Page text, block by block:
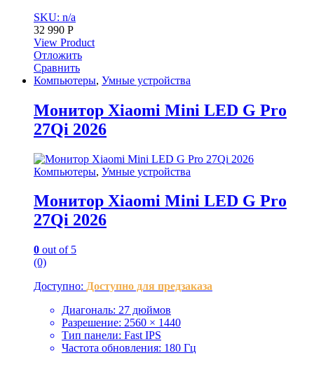
SKU: n/a
32 990 Р
View Product
Отложить
Сравнить
Компьютеры, Умные устройства
Монитор Xiaomi Mini LED G Pro
27Qi 2026
Компьютеры, Умные устройства
Монитор Xiaomi Mini LED G Pro
27Qi 2026
0 out of 5
(0)
Доступно: Доступно для предзаказа
Диагональ: 27 дюймов
Разрешение: 2560 × 1440
Тип панели: Fast IPS
Частота обновления: 180 Гц